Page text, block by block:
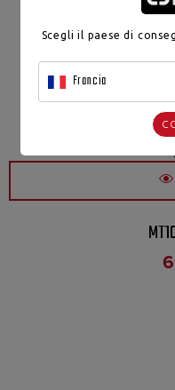
Scegli il paese di
Francia